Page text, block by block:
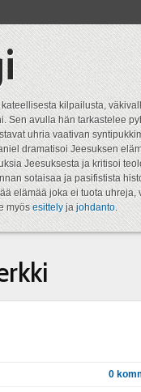
kilpailusta,
Sen avulla hän tarkastelee
uhria vaativan
dramatisoi Jeesuksen
Jeesuksesta ja kritisoi
sotaisaa ja pasifistista
elämää joka ei tuota uhreja,
myösesittelyjajohdanto.
0